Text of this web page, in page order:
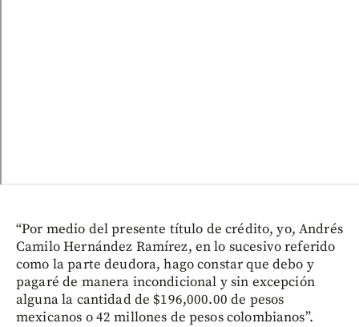
“Por medio del presente título de crédito, yo, Andrés
Camilo Hernández Ramírez, en lo sucesivo referido
como la parte deudora, hago constar que debo y
pagaré de manera incondicional y sin excepción
alguna la cantidad de $196,000.00 de pesos
mexicanos o 42 millones de pesos colombianos”.